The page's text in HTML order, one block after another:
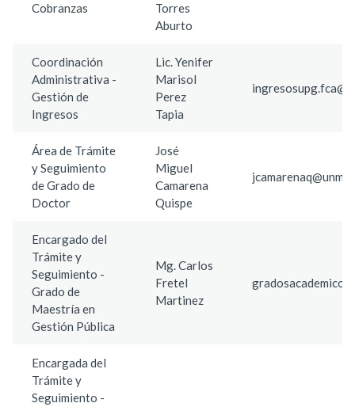
Cobranzas
Torres
Aburto
Coordinación
Administrativa -
Gestión de
Ingresos
Lic. Yenifer
Marisol
Perez
Tapia
Área de Trámite
y Seguimiento
de Grado de
Doctor
José
Miguel
Camarena
Quispe
Encargado del
Trámite y
Seguimiento -
Grado de
Maestría en
Gestión Pública
Mg. Carlos
Fretel
Martinez
Encargada del
Trámite y
Seguimiento -